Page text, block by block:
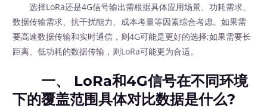
选择LoRa还是4G信号输出需根据具体应用场景、功耗需求、
数据传输需求、抗干扰能力、成本考量等因素综合考虑。如果需
要高速数据传输和实时通信，则4G可能是更好的选择;如果需要长
距离、低功耗的数据传输，则LoRa可能更为合适。
一、 LoRa和4G信号在不同环境
下的覆盖范围具体对比数据是什么?